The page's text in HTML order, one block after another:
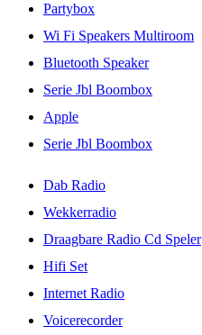
Partybox
Wi Fi Speakers Multiroom
Bluetooth Speaker
Serie Jbl Boombox
Apple
Serie Jbl Boombox
Dab Radio
Wekkerradio
Draagbare Radio Cd Speler
Hifi Set
Internet Radio
Voicerecorder